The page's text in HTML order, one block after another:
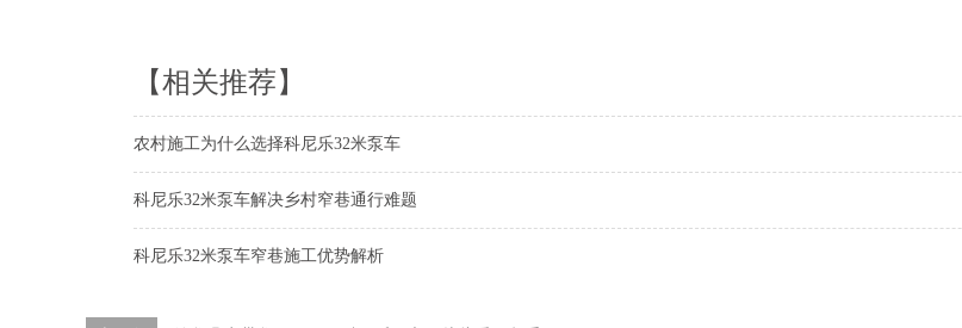
【相关推荐】
农村施工为什么选择科尼乐32米泵车
科尼乐32米泵车解决乡村窄巷通行难题
科尼乐32米泵车窄巷施工优势解析